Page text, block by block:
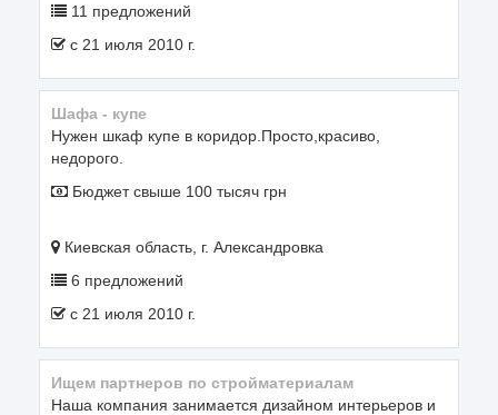
11 предложений
c 21 июля 2010 г.
шафа - купе
Нужен шкаф купе в коридор.Просто,красиво,
недорого.
Бюджет свыше 100 тысяч грн
Киевская область, г. Александровка
6 предложений
c 21 июля 2010 г.
Ищем партнеров по стройматериалам
Наша компания занимается дизайном интерьеров и